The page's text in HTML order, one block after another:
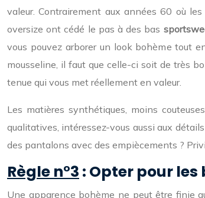
valeur. Contrairement aux années 60 où
oversize ont cédé le pas à des bas
vous pouvez arborer un look bohème tout
mousseline, il faut que celle-ci soit de très
tenue qui vous met réellement en valeur.
Les matières synthétiques, moins
qualitatives, intéressez-vous aussi aux
des pantalons avec des empiècements ?
Règle n°3 : Opter pour les
Une apparence bohème ne peut être finie